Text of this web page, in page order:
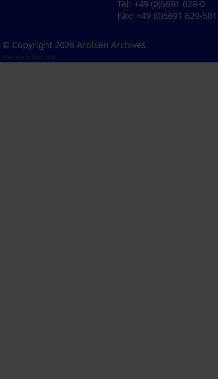
Tel: +49 (0)5691 629-0
Fax: +49 (0)5691 629-501
© Copyright 2026 Arolsen Archives
Visual Library Server 2026